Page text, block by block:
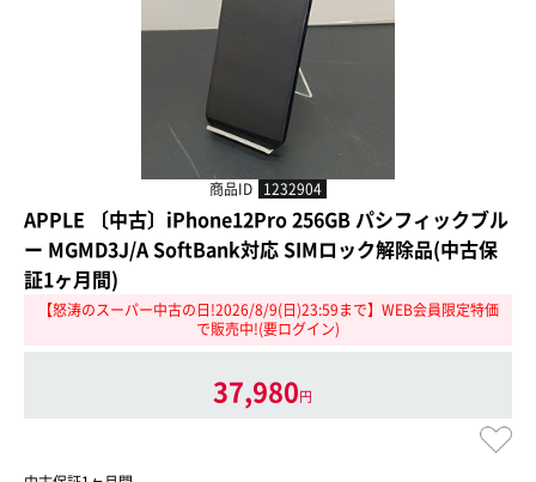
商品ID 1232904
APPLE 〔中古〕iPhone12Pro 256GB パシフィックブル
ー MGMD3J/A SoftBank対応 SIMロック解除品(中古保
証1ヶ月間)
【怒涛のスーパー中古の日!2026/8/9(日)23:59まで】WEB会員限定特価
で販売中!(要ログイン)
37,980円